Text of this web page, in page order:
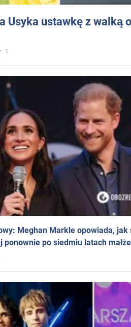
Usyka ustawkę z walką
1
Meghan Markle opowiada, jak
ponownie po siedmiu latach